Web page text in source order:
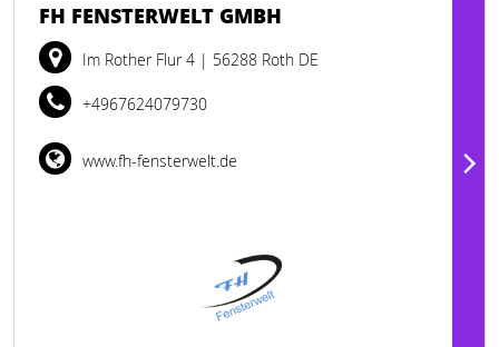
FH FENSTERWELT GMBH
Im Rother Flur 4 | 56288 Roth DE
+4967624079730
www.fh-fensterwelt.de